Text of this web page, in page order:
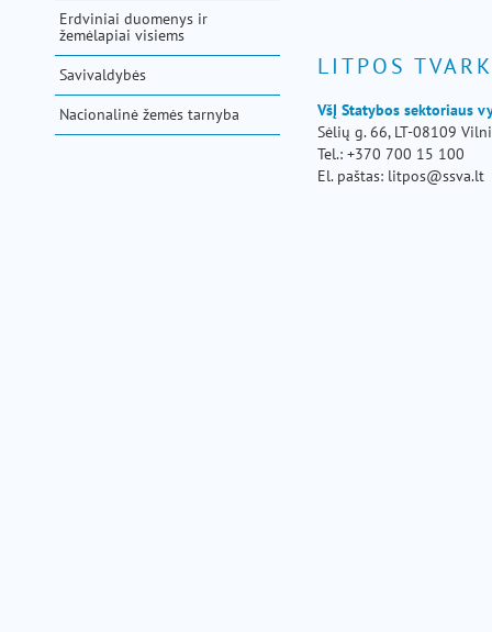
Erdviniai duomenys ir
žemėlapiai visiems
Savivaldybės
Nacionalinė žemės tarnyba
LITPOS
VšĮ Statybos sektoriaus
Sėlių g. 66, LT-08109
Tel.: +370 700 15 100
El. paštas: litpos@ssva.lt